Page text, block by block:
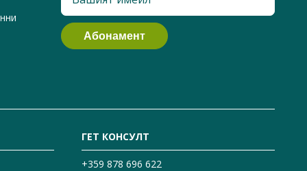
ГЕТ КОНСУЛТ
+359 878 696 622